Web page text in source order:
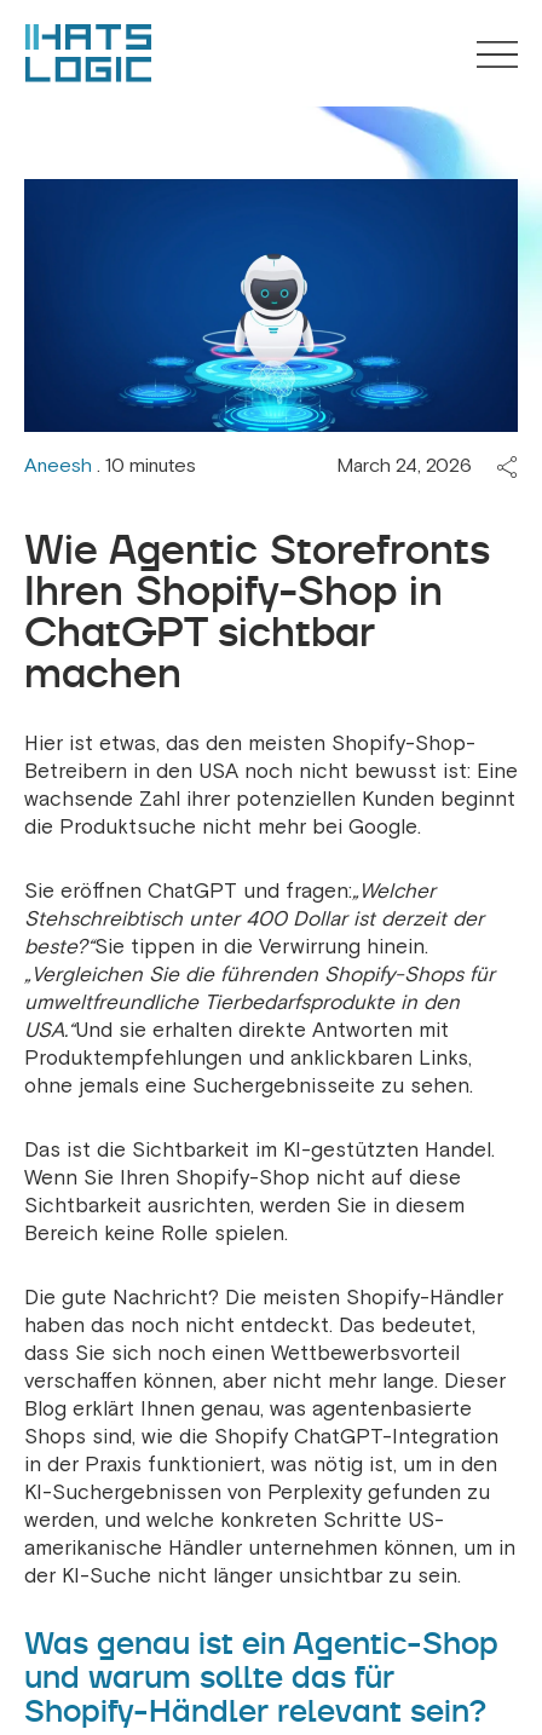
Aneesh . 10 minutes March 24, 2026
Wie Agentic Storefronts
Ihren Shopify-Shop in
ChatGPT sichtbar
machen
Hier ist etwas, das den meisten Shopify-Shop-
Betreibern in den USA noch nicht bewusst ist: Eine
wachsende Zahl ihrer potenziellen Kunden beginnt
die Produktsuche nicht mehr bei Google.
Sie eröffnen ChatGPT und fragen:„Welcher
Stehschreibtisch unter 400 Dollar ist derzeit der
beste?“Sie tippen in die Verwirrung hinein.
„Vergleichen Sie die führenden Shopify-Shops für
umweltfreundliche Tierbedarfsprodukte in den
USA.“Und sie erhalten direkte Antworten mit
Produktempfehlungen und anklickbaren Links,
ohne jemals eine Suchergebnisseite zu sehen.
Das ist die Sichtbarkeit im KI-gestützten Handel.
Wenn Sie Ihren Shopify-Shop nicht auf diese
Sichtbarkeit ausrichten, werden Sie in diesem
Bereich keine Rolle spielen.
Die gute Nachricht? Die meisten Shopify-Händler
haben das noch nicht entdeckt. Das bedeutet,
dass Sie sich noch einen Wettbewerbsvorteil
verschaffen können, aber nicht mehr lange. Dieser
Blog erklärt Ihnen genau, was agentenbasierte
Shops sind, wie die Shopify ChatGPT-Integration
in der Praxis funktioniert, was nötig ist, um in den
KI-Suchergebnissen von Perplexity gefunden zu
werden, und welche konkreten Schritte US-
amerikanische Händler unternehmen können, um in
der KI-Suche nicht länger unsichtbar zu sein.
Was genau ist ein Agentic-Shop
und warum sollte das für
Shopify-Händler relevant sein?